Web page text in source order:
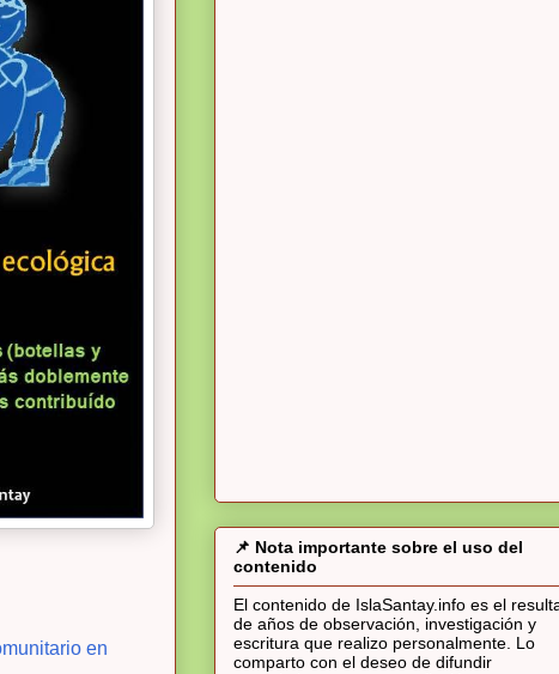
en
📌 Nota importante sobre el uso del
contenido
El contenido de IslaSantay.info es el
de años de observación, investigación y
escritura que realizo personalmente. Lo
comparto con el deseo de difundir